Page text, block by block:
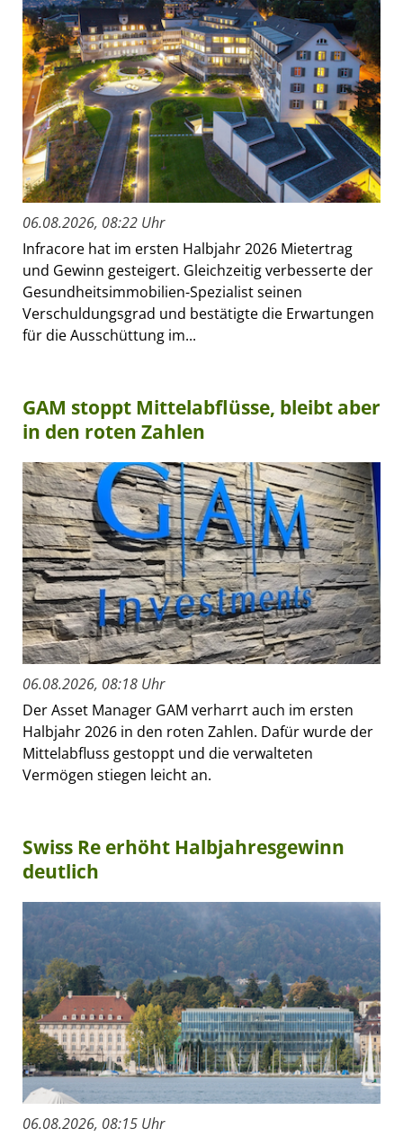
06.08.2026, 08:22 Uhr
Infracore hat im ersten Halbjahr 2026 Mietertrag
und Gewinn gesteigert. Gleichzeitig verbesserte der
Gesundheitsimmobilien-Spezialist seinen
Verschuldungsgrad und bestätigte die Erwartungen
für die Ausschüttung im...
GAM stoppt Mittelabflüsse, bleibt aber
in den roten Zahlen
06.08.2026, 08:18 Uhr
Der Asset Manager GAM verharrt auch im ersten
Halbjahr 2026 in den roten Zahlen. Dafür wurde der
Mittelabfluss gestoppt und die verwalteten
Vermögen stiegen leicht an.
Swiss Re erhöht Halbjahresgewinn
deutlich
06.08.2026, 08:15 Uhr